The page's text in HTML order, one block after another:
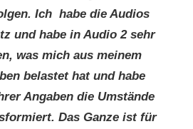
Ich habe die Audios
und habe in Audio 2 sehr
was mich aus meinem
belastet hat und habe
Angaben die Umstände
Das Ganze ist für